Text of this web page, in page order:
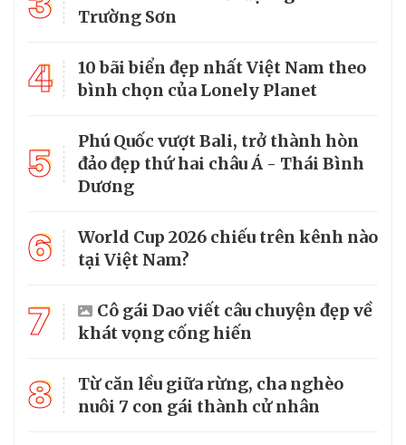
Trường Sơn
4
10 bãi biển đẹp nhất Việt Nam theo
bình chọn của Lonely Planet
5
Phú Quốc vượt Bali, trở thành hòn
đảo đẹp thứ hai châu Á - Thái Bình
Dương
6
World Cup 2026 chiếu trên kênh nào
tại Việt Nam?
7
Cô gái Dao viết câu chuyện đẹp về
khát vọng cống hiến
8
Từ căn lều giữa rừng, cha nghèo
nuôi 7 con gái thành cử nhân